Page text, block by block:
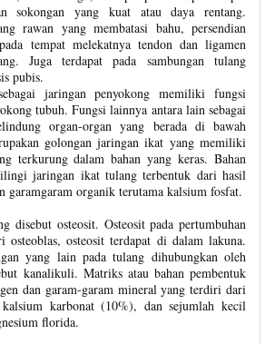
sokongan yang kuat atau daya rentang.
rawan yang membatasi bahu, persendian
tempat melekatnya tendon dan ligamen
Juga terdapat pada sambungan tulang
pubis.
jaringan penyokong memiliki fungsi
tubuh. Fungsi lainnya antara lain sebagai
organ-organ yang berada di bawah
golongan jaringan ikat yang memiliki
terkurung dalam bahan yang keras. Bahan
jaringan ikat tulang terbentuk dari hasil
garamgaram organik terutama kalsium fosfat.
disebut osteosit. Osteosit pada pertumbuhan
osteoblas, osteosit terdapat di dalam lakuna.
yang lain pada tulang dihubungkan oleh
kanalikuli. Matriks atau bahan pembentuk
dan garam-garam mineral yang terdiri dari
karbonat (10%), dan sejumlah kecil
florida.